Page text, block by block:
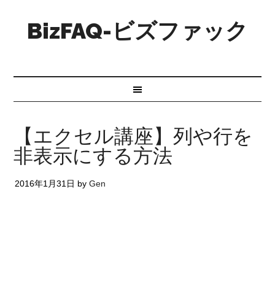
BizFAQ-ビズファック
【エクセル講座】列や行を
非表示にする方法
2016年1月31日 byGen